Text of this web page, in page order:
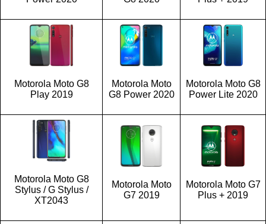
Motorola Moto G8
Play 2019
Motorola Moto
G8 Power 2020
Motorola Moto G8
Power Lite 2020
Motorola Moto G8
Stylus / G Stylus /
XT2043
Motorola Moto
G7 2019
Motorola Moto G7
Plus + 2019